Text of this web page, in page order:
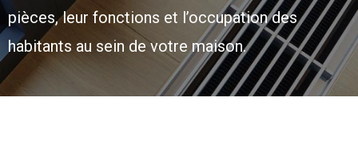
pièces, leur fonctions et l’occupation des
habitants au sein de votre maison.